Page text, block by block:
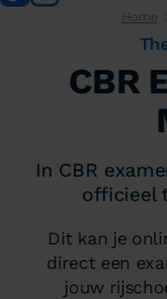
Home
CBR
In CBR
officieel
Dit kan je
direct een
jouw